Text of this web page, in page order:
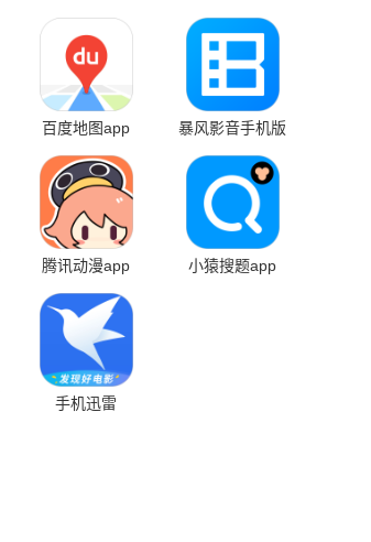
百度地图app 暴风影音手机版
腾讯动漫app 小猿搜题app
手机迅雷